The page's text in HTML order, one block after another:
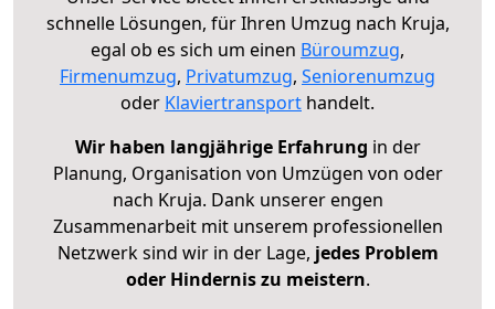
schnelle Lösungen, für Ihren Umzug nach Kruja,
egal ob es sich um einen Büroumzug,
Firmenumzug, Privatumzug, Seniorenumzug
oder Klaviertransport handelt.
Wir haben langjährige Erfahrung in der
Planung, Organisation von Umzügen von oder
nach Kruja. Dank unserer engen
Zusammenarbeit mit unserem professionellen
Netzwerk sind wir in der Lage, jedes Problem
oder Hindernis zu meistern.